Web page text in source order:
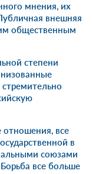
мнения, их
внешняя
общественным
степени
отношения, все
в
союзами
все больше